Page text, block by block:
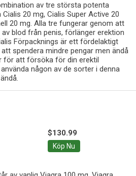
av tre största potenta
20 mg, Cialis Super Active 20
20 mg. Alla tre fungerar genom att
blod från penis, förlänger erektion
Förpacknings är ett fördelaktigt
spendera mindre pengar men ändå
för att försöka för din erektil
någon av de sorter i denna
$130.99
Köp Nu